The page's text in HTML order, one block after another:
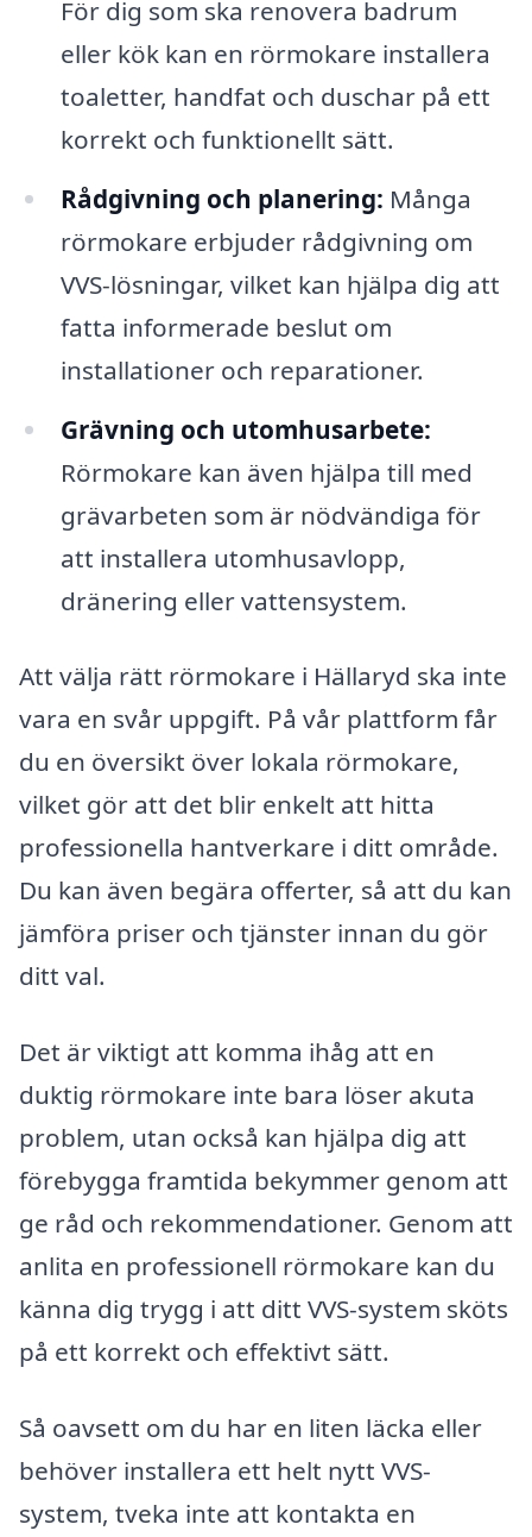
För dig som ska renovera badrum
eller kök kan en rörmokare installera
toaletter, handfat och duschar på ett
korrekt och funktionellt sätt.
Rådgivning och planering: Många
rörmokare erbjuder rådgivning om
VVS-lösningar, vilket kan hjälpa dig att
fatta informerade beslut om
installationer och reparationer.
Grävning och utomhusarbete:
Rörmokare kan även hjälpa till med
grävarbeten som är nödvändiga för
att installera utomhusavlopp,
dränering eller vattensystem.
Att välja rätt rörmokare i Hällaryd ska inte
vara en svår uppgift. På vår plattform får
du en översikt över lokala rörmokare,
vilket gör att det blir enkelt att hitta
professionella hantverkare i ditt område.
Du kan även begära offerter, så att du kan
jämföra priser och tjänster innan du gör
ditt val.
Det är viktigt att komma ihåg att en
duktig rörmokare inte bara löser akuta
problem, utan också kan hjälpa dig att
förebygga framtida bekymmer genom att
ge råd och rekommendationer. Genom att
anlita en professionell rörmokare kan du
känna dig trygg i att ditt VVS-system sköts
på ett korrekt och effektivt sätt.
Så oavsett om du har en liten läcka eller
behöver installera ett helt nytt VVS-
system, tveka inte att kontakta en